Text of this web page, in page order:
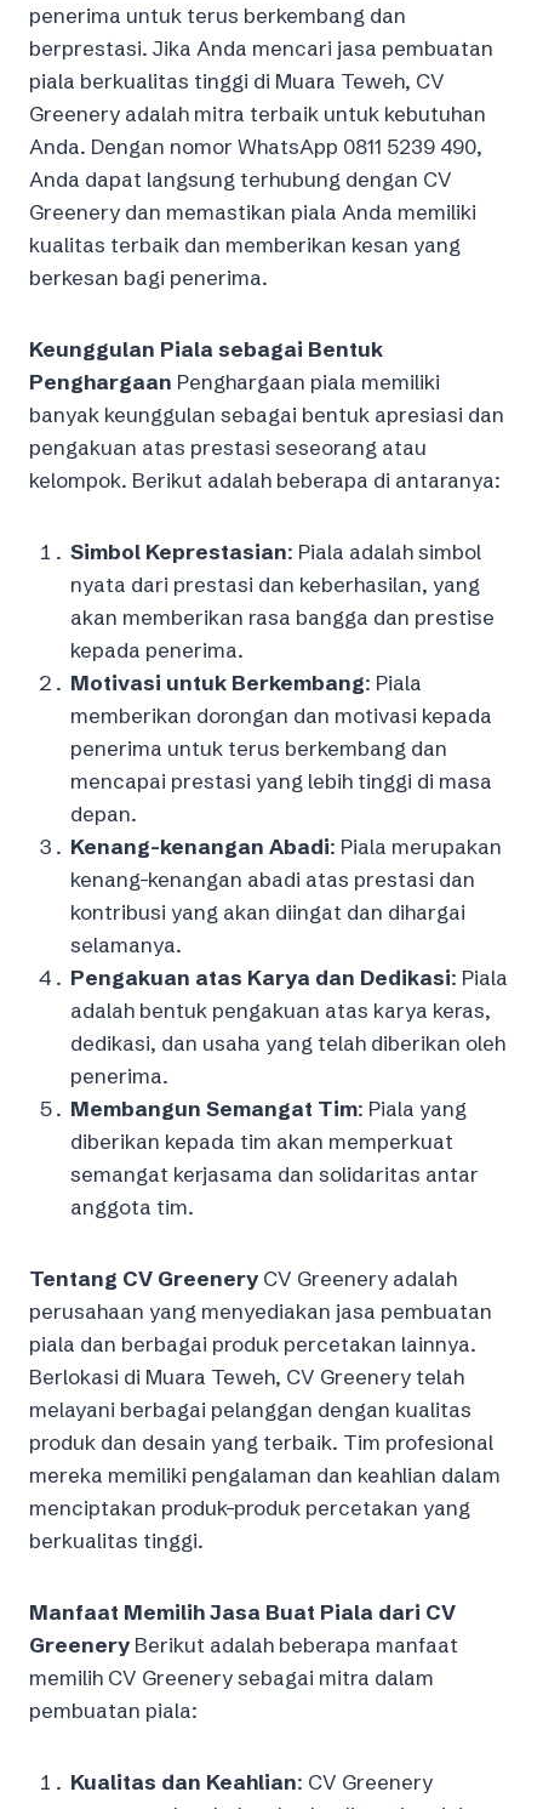
penerima untuk terus berkembang dan
berprestasi. Jika Anda mencari jasa pembuatan
piala berkualitas tinggi di Muara Teweh, CV
Greenery adalah mitra terbaik untuk kebutuhan
Anda. Dengan nomor WhatsApp 0811 5239 490,
Anda dapat langsung terhubung dengan CV
Greenery dan memastikan piala Anda memiliki
kualitas terbaik dan memberikan kesan yang
berkesan bagi penerima.
Keunggulan Piala sebagai Bentuk
Penghargaan Penghargaan piala memiliki
banyak keunggulan sebagai bentuk apresiasi dan
pengakuan atas prestasi seseorang atau
kelompok. Berikut adalah beberapa di antaranya:
Simbol Keprestasian: Piala adalah simbol
nyata dari prestasi dan keberhasilan, yang
akan memberikan rasa bangga dan prestise
kepada penerima.
Motivasi untuk Berkembang: Piala
memberikan dorongan dan motivasi kepada
penerima untuk terus berkembang dan
mencapai prestasi yang lebih tinggi di masa
depan.
Kenang-kenangan Abadi: Piala merupakan
kenang-kenangan abadi atas prestasi dan
kontribusi yang akan diingat dan dihargai
selamanya.
Pengakuan atas Karya dan Dedikasi: Piala
adalah bentuk pengakuan atas karya keras,
dedikasi, dan usaha yang telah diberikan oleh
penerima.
Membangun Semangat Tim: Piala yang
diberikan kepada tim akan memperkuat
semangat kerjasama dan solidaritas antar
anggota tim.
Tentang CV Greenery CV Greenery adalah
perusahaan yang menyediakan jasa pembuatan
piala dan berbagai produk percetakan lainnya.
Berlokasi di Muara Teweh, CV Greenery telah
melayani berbagai pelanggan dengan kualitas
produk dan desain yang terbaik. Tim profesional
mereka memiliki pengalaman dan keahlian dalam
menciptakan produk-produk percetakan yang
berkualitas tinggi.
Manfaat Memilih Jasa Buat Piala dari CV
Greenery Berikut adalah beberapa manfaat
memilih CV Greenery sebagai mitra dalam
pembuatan piala:
Kualitas dan Keahlian: CV Greenery